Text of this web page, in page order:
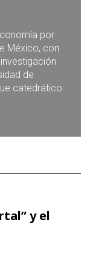
por
México, con
de
catedrático
y el